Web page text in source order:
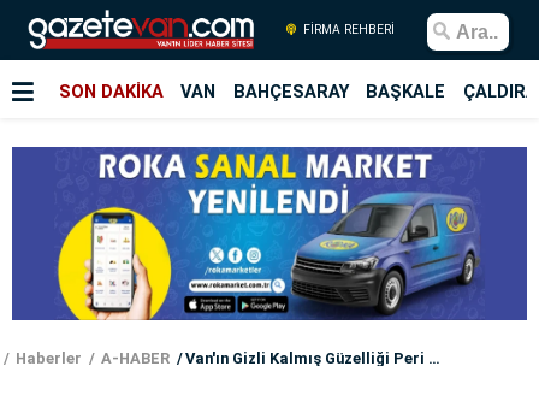
FİRMA REHBERİ
SON DAKİKA VAN BAHÇESARAY BAŞKALE
Haberler A-HABER Van'ın Gizli Kalmış Güzelliği Peri Bacaları: Kofiraz